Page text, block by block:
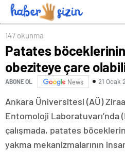
147 okunma
Patates
obeziteye çare
ABONE OL News 21 Ocak
Ankara Üniversitesi (AÜ)
Entomoloji Laboratuvarı’nda
çalışmada, patates
yakma mekanizmalarının